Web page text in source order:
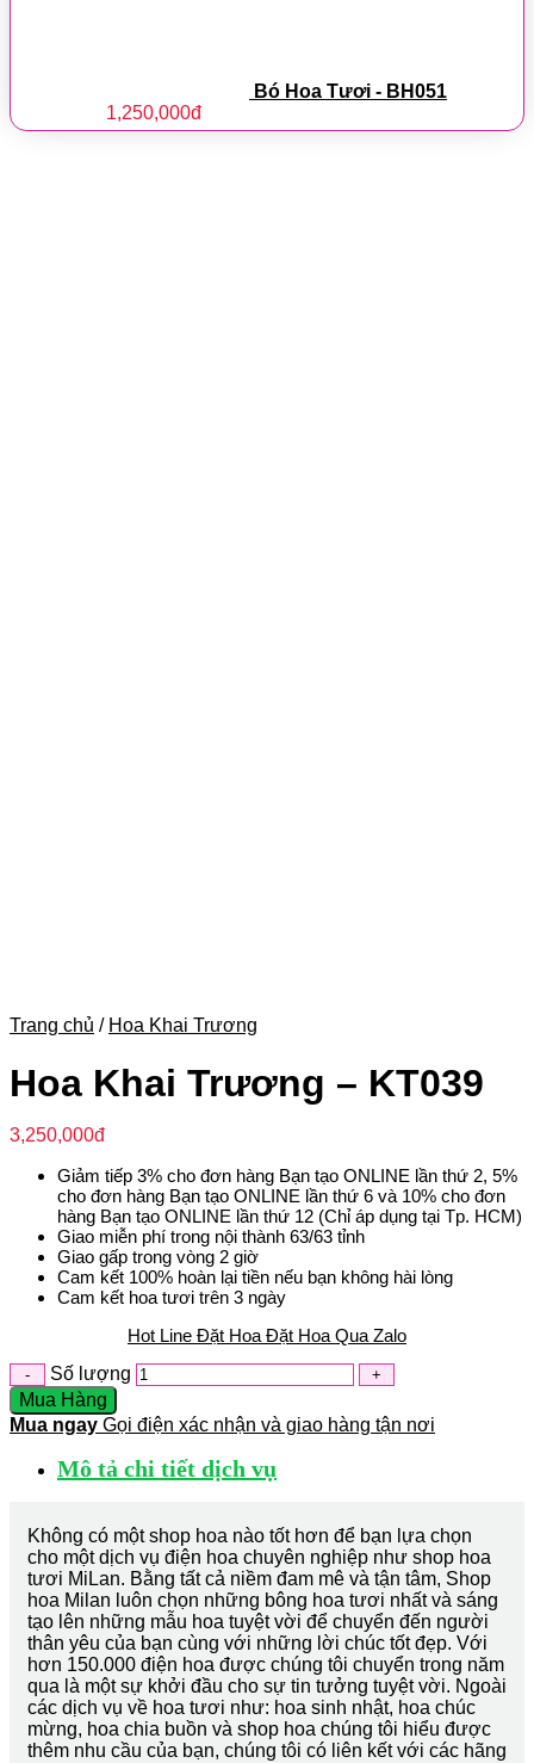
Bó Hoa Tươi - BH051
1,250,000đ
Trang chủ / Hoa Khai Trương
Hoa Khai Trương – KT039
3,250,000đ
Giảm tiếp 3% cho đơn hàng Bạn tạo ONLINE lần thứ 2, 5%
cho đơn hàng Bạn tạo ONLINE lần thứ 6 và 10% cho đơn
hàng Bạn tạo ONLINE lần thứ 12 (Chỉ áp dụng tại Tp. HCM)
Giao miễn phí trong nội thành 63/63 tỉnh
Giao gấp trong vòng 2 giờ
Cam kết 100% hoàn lại tiền nếu bạn không hài lòng
Cam kết hoa tươi trên 3 ngày
Hot Line Đặt Hoa Đặt Hoa Qua Zalo
Số lượng
Mua Hàng
Mua ngay Gọi điện xác nhận và giao hàng tận nơi
Mô tả chi tiết dịch vụ
Không có một shop hoa nào tốt hơn để bạn lựa chọn
cho một dịch vụ điện hoa chuyên nghiệp như shop hoa
tươi MiLan. Bằng tất cả niềm đam mê và tận tâm, Shop
hoa Milan luôn chọn những bông hoa tươi nhất và sáng
tạo lên những mẫu hoa tuyệt vời để chuyển đến người
thân yêu của bạn cùng với những lời chúc tốt đẹp. Với
hơn 150.000 điện hoa được chúng tôi chuyển trong năm
qua là một sự khởi đầu cho sự tin tưởng tuyệt vời. Ngoài
các dịch vụ về hoa tươi như: hoa sinh nhật, hoa chúc
mừng, hoa chia buồn và shop hoa chúng tôi hiểu được
thêm nhu cầu của bạn, chúng tôi có liên kết với các hãng